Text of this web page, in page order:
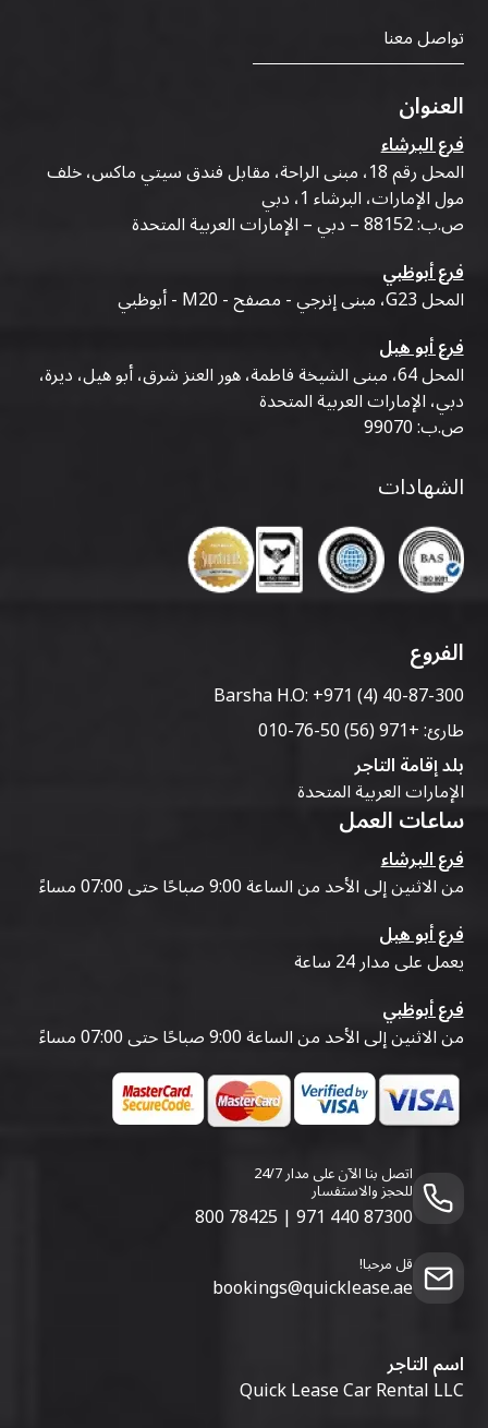
تواصل معنا
العنوان
فرع البرشاء
المحل رقم 18، مبنى الراحة، مقابل فندق سيتي ماكس، خلف
مول الإمارات، البرشاء 1، دبي
ص.ب: 88152 – دبي – الإمارات العربية المتحدة
فرع أبوظبي
المحل G23، مبنى إنرجي - مصفح - M20 - أبوظبي
فرع أبو هيل
المحل 64، مبنى الشيخة فاطمة، هور العنز شرق، أبو هيل، ديرة،
دبي، الإمارات العربية المتحدة
ص.ب: 99070
الشهادات
الفروع
Barsha H.O:+971 (4) 40-87-300
طارئ:+971 (56) 50-76-010
بلد إقامة التاجر
الإمارات العربية المتحدة
ساعات العمل
فرع البرشاء
من الاثنين إلى الأحد من الساعة 9:00 صباحًا حتى 07:00 مساءً
فرع أبو هيل
يعمل على مدار 24 ساعة
فرع أبوظبي
من الاثنين إلى الأحد من الساعة 9:00 صباحًا حتى 07:00 مساءً
اتصل بنا الآن على مدار 24/7
للحجز والاستفسار
800 78425 | 971 440 87300
قل مرحبا!
bookings@quicklease.ae
اسم التاجر
Quick Lease Car Rental LLC